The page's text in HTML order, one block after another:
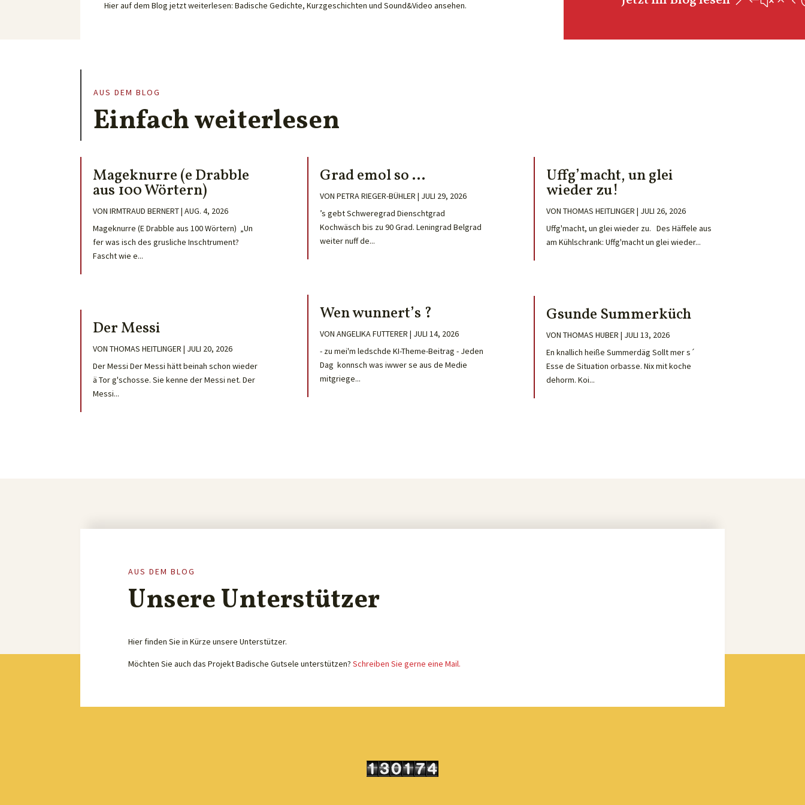
Hier auf dem Blog jetzt weiterlesen: Badische Gedichte, Kurzgeschichten und Sound&Video ansehen.
AUS DEM BLOG
Einfach weiterlesen
Mageknurre (e Drabble
aus 100 Wörtern)
VONIRMTRAUD BERNERT|AUG. 4, 2026
Mageknurre (E Drabble aus 100 Wörtern) „Un
fer was isch des grusliche Inschtrument?
Fascht wie e...
Der Messi
VONTHOMAS HEITLINGER | JULI 20, 2026
Der Messi Der Messi hätt beinah schon wieder
ä Tor g'schosse. Sie kenne der Messi net. Der
Messi...
Grad emol so …
VON PETRA RIEGER-BÜHLER | JULI 29, 2026
’s gebt Schweregrad Dienschtgrad
Kochwäsch bis zu 90 Grad. Leningrad Belgrad
weiter nuff de...
Wen wunnert’s ?
VON ANGELIKA FUTTERER | JULI 14, 2026
- zu mei'm ledschde KI-Theme-Beitrag - Jeden
Dag konnsch was iwwer se aus de Medie
mitgriege...
Uffg’macht, un glei
wieder zu!
VON THOMAS HEITLINGER | JULI 26, 2026
Uffg'macht, un glei wieder zu. Des Häffele aus
am Kühlschrank: Uffg'macht un glei wieder...
Gsunde Summerküch
VON THOMAS HUBER | JULI 13, 2026
En knallich heiße Summerdäg Sollt mer s´
Esse de Situation orbasse. Nix mit koche
dehorm. Koi...
AUS DEM BLOG
Unsere Unterstützer
Hier finden Sie in Kürze unsere Unterstützer.
Möchten Sie auch das Projekt Badische Gutsele unterstützen?Schreiben Sie gerne eine Mail.